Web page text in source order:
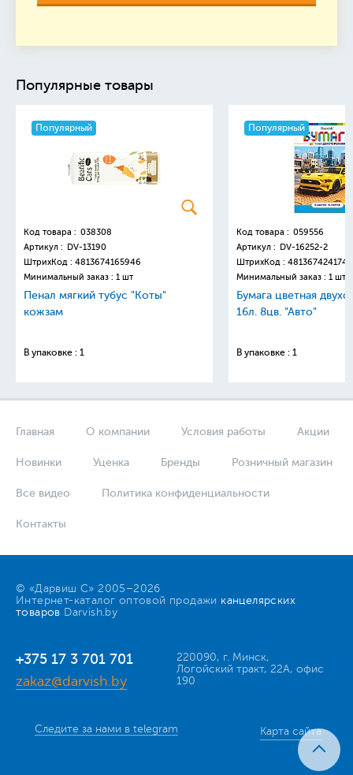
Популярные товары
Популярный
Код товара : 038308
Артикул : DV-13190
ШтрихКод : 4813674165946
Минимальный заказ : 1 шт
Пенал мягкий тубус "Коты"
кожзам
В упаковке : 1
Популярный
Код товара : 059556
Артикул : DV-16252-2
ШтрихКод : 4813674241749
Минимальный заказ : 1 шт
Бумага цветная
16л. 8цв. "Авто"
В упаковке : 1
Главная О компании Условия работы Акции
Новинки Уценка Бренды Розничный магазин
Все видео Политика конфиденциальности
Контакты
Карта сайта
© «Дарвиш С» 2005–2026
Интернет-каталог оптовой продажи канцелярских
товаров Darvish.by
+375 17 3 701 701
zakaz@darvish.by
220090, г. Минск,
Логойский тракт, 22А, офис
190
Следите за нами в telegram